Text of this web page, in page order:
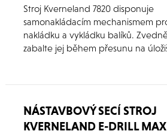
Stroj Kverneland 7820 disponuje
samonakládacím mechanismem
nakládku a vykládku balíků.
zabalte jej během přesunu na
NÁSTAVBOVÝ SECÍ STROJ
KVERNELAND E-DRILL